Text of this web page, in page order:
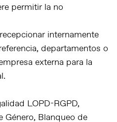
permitir la no
internamente
departamentos o
externa para la
LOPD-RGPD,
Género, Blanqueo de